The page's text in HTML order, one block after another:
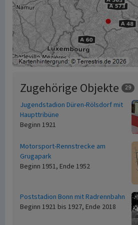
Zugehörige Objekte 29
Jugendstadion Düren-Rölsdorf mit
Haupttribüne
Beginn 1921
Motorsport-Rennstrecke am
Grugapark
Beginn 1951, Ende 1952
Poststadion Bonn mit Radrennbahn
Beginn 1921 bis 1927, Ende 2018